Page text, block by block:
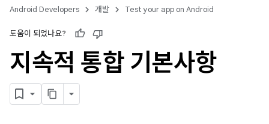
Android Developers 개발 Test your app on Android
도움이 되었나요?
지속적 통합 기본사항